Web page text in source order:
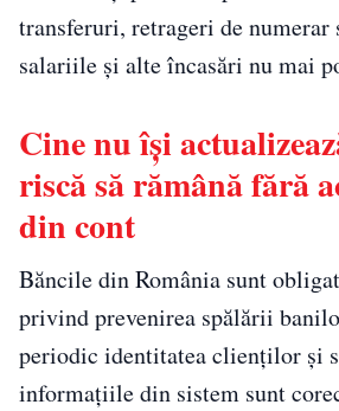
transferuri, retrageri de numerar
salariile și alte încasări nu mai
Cine nu își
riscă să rămână fără
din cont
Băncile din România sunt
privind prevenirea spălării
periodic identitatea clienților și
informațiile din sistem sunt